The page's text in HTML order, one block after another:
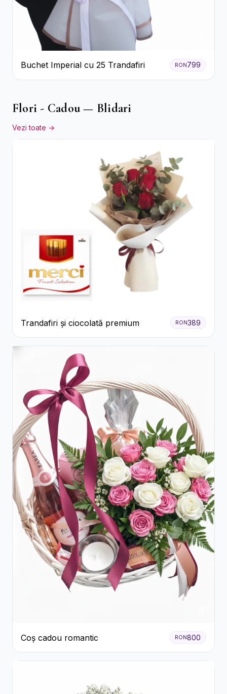
Buchet Imperial cu 25 Trandafiri RON799
Flori - Cadou — Blidari
Vezi toate →
Trandafiri și ciocolată premium RON389
Coș cadou romantic RON800